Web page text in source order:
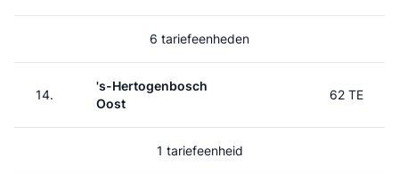
6 tariefeenheden
14.
's-Hertogenbosch
Oost
62 TE
1 tariefeenheid